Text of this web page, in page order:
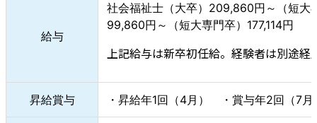
給与
社会福祉士（大卒）209,860円～（短大
99,860円～（短大専門卒）177,114円
上記給与は新卒初任給。経験者は別途経
昇給賞与 ・昇給年1回（4月） ・賞与年2回（7